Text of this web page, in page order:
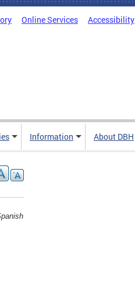
Online Services Accessibility
Information About DBH